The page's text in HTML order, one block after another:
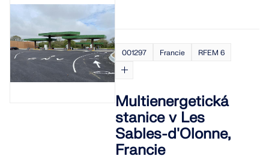
001297 Francie RFEM 6
Multienergetická
stanice v Les
Sables-d'Olonne,
Francie